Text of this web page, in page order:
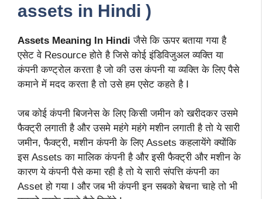
assets in Hindi )
Assets Meaning In Hindiजैसे कि ऊपर बताया गया है
एसेट वे Resource होते है जिसे कोई इंडिविजुअल व्यक्ति या
कंपनी कण्ट्रोल करता है जो की उस कंपनी या व्यक्ति के लिए पैसे
कमाने में मदद करता है तो उसे हम एसेट कहते है I
जब कोई कंपनी बिजनेस के लिए किसी जमीन को खरीदकर उसमे
फैक्ट्री लगाती है और उसमे महंगे महंगे मशीन लगाती है तो ये सारी
जमीन, फैक्ट्री, मशीन कंपनी के लिए Assets कहलायेंगे क्योंकि
इस Assets का मालिक कंपनी है और इसी फैक्ट्री और मशीन के
कारण ये कंपनी पैसे कमा रही है तो ये सारी संपत्ति कंपनी का
Asset हो गया I और जब भी कंपनी इन सबको बेचना चाहे तो भी